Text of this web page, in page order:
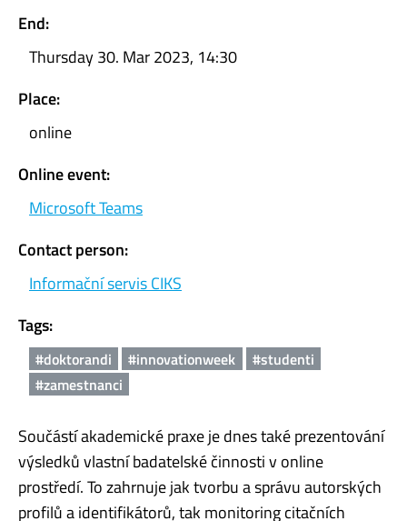
End:
Thursday 30. Mar 2023, 14:30
Place:
online
Online event:
Microsoft Teams
Contact person:
Informační servis CIKS
Tags:
#doktorandi #innovationweek
#studenti
#zamestnanci
Součástí akademické praxe je dnes také prezentování
výsledků vlastní badatelské činnosti v online
prostředí. To zahrnuje jak tvorbu a správu autorských
profilů a identifikátorů, tak monitoring citačních